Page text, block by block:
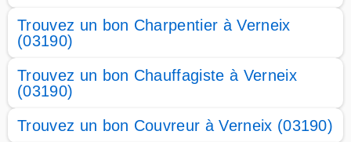
Trouvez un bon Charpentier à Verneix
(03190)
Trouvez un bon Chauffagiste à Verneix
(03190)
Trouvez un bon Couvreur à Verneix (03190)